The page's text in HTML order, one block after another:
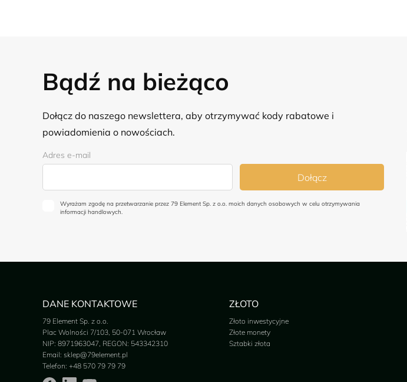
Bądź na bieżąco
Dołącz do naszego newslettera, aby otrzymywać kody rabatowe i
powiadomienia o nowościach.
Adres e-mail
Dołącz
Wyrażam zgodę na przetwarzanie przez 79 Element Sp. z o.o. moich danych osobowych w celu otrzymywania
informacji handlowych.
DANE KONTAKTOWE
79 Element Sp. z o.o.
Plac Wolności 7/103, 50-071 Wrocław
NIP: 8971963047, REGON: 543342310
Email: sklep@79element.pl
Telefon: +48 570 79 79 79
ZŁOTO
Złoto inwestycyjne
Złote monety
Sztabki złota